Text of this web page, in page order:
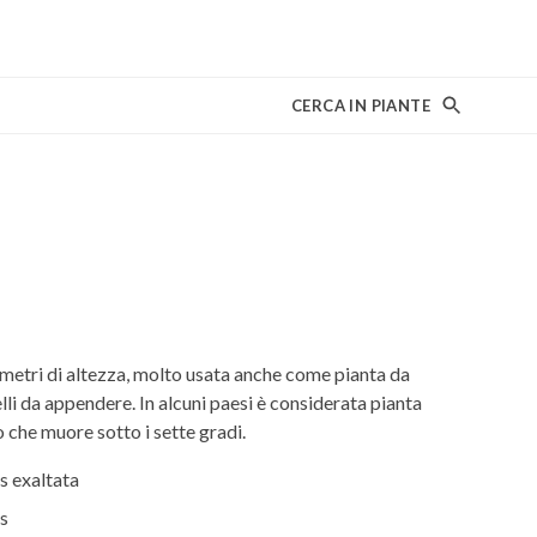
CERCA IN PIANTE
di altezza, molto usata anche come pianta da
da appendere. In alcuni paesi è considerata pianta
che muore sotto i sette gradi.
exaltata